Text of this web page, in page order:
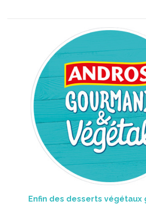
Enfin des desserts végétaux